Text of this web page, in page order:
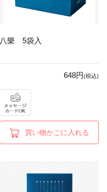
八樂 5袋入
648円(税込)
買い物かごに入れる